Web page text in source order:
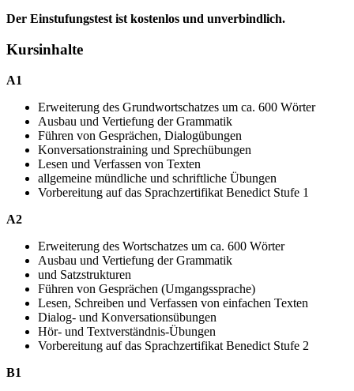
Der Einstufungstest ist kostenlos und unverbindlich.
Kursinhalte
A1
Erweiterung des Grundwortschatzes um ca. 600 Wörter
Ausbau und Vertiefung der Grammatik
Führen von Gesprächen, Dialogübungen
Konversationstraining und Sprechübungen
Lesen und Verfassen von Texten
allgemeine mündliche und schriftliche Übungen
Vorbereitung auf das Sprachzertifikat Benedict Stufe 1
A2
Erweiterung des Wortschatzes um ca. 600 Wörter
Ausbau und Vertiefung der Grammatik
und Satzstrukturen
Führen von Gesprächen (Umgangssprache)
Lesen, Schreiben und Verfassen von einfachen Texten
Dialog- und Konversationsübungen
Hör- und Textverständnis-Übungen
Vorbereitung auf das Sprachzertifikat Benedict Stufe 2
B1